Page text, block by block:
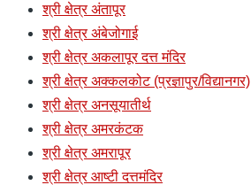
श्री क्षेत्र अंतापूर
श्री क्षेत्र अंबेजोगाई
श्री क्षेत्र अकलापूर दत्त मंदिर
श्री क्षेत्र अक्कलकोट (प्रज्ञापुर/विद्यानगर)
श्री क्षेत्र अनसूयातीर्थ
श्री क्षेत्र अमरकंटक
श्री क्षेत्र अमरापूर
श्री क्षेत्र आष्टी दत्तमंदिर